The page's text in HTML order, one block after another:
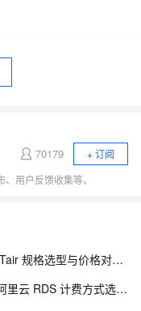
70179
+ 订阅
用户反馈收集等。
缓存服务不同规格价格差异大吗？阿里云 Tair 规格选型与价格对照指南
云数据库包年包月和按量付费哪个划算？阿里云 RDS 计费方式选型全解析